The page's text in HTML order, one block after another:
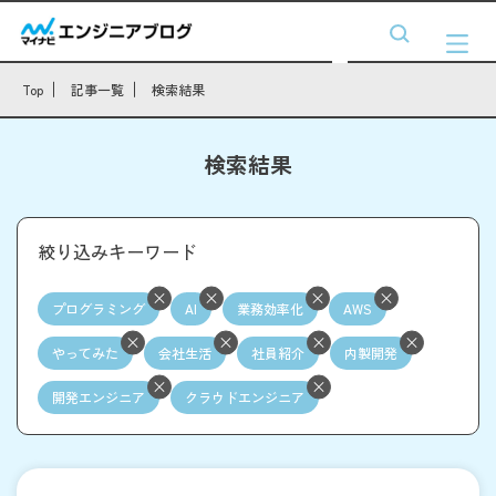
Top 記事一覧 検索結果
検索結果
絞り込みキーワード
プログラミング AI 業務効率化 AWS
やってみた 会社生活 社員紹介 内製開発
開発エンジニア クラウドエンジニア